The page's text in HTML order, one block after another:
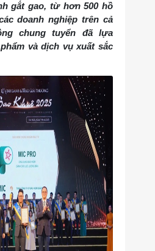
gắt gao, từ hơn 500 hồ
doanh nghiệp trên cả
chung tuyển đã lựa
và dịch vụ xuất sắc